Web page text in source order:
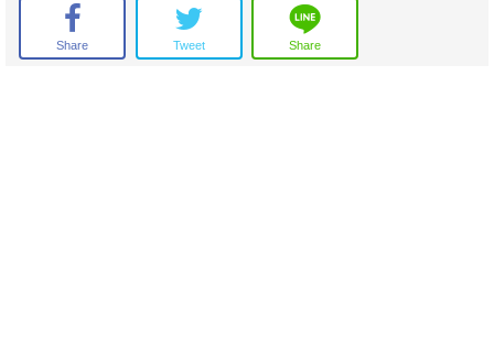
Line Id: vut_vuttichai
รับฝาก ซื้อ-ขาย อสังหาริมทรัพย์ทุกประเภท ฟรีค่าโฆษณายินดีจัดหาสินเชื่อ
Share Tweet Share